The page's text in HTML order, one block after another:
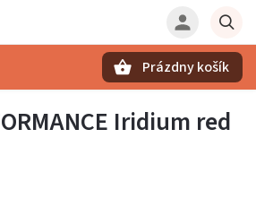
Prázdny košík
Iridium red